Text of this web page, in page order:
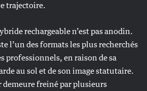
trajectoire.
rechargeable n’est pas anodin.
l’un des formats les plus recherchés
professionnels, en raison de sa
au sol et de son image statutaire.
demeure freiné par plusieurs